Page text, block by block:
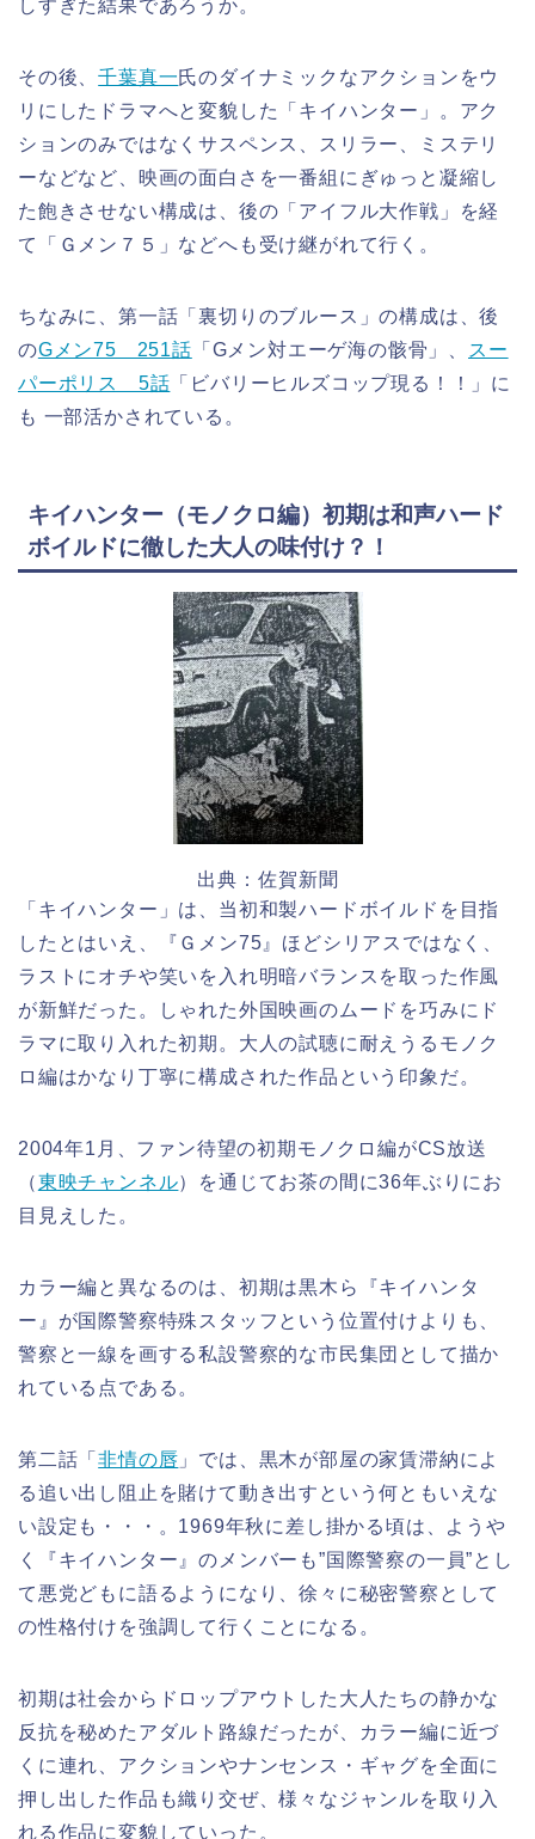
しすぎた結果であろうか。
その後、千葉真一氏のダイナミックなアクションをウ
リにしたドラマへと変貌した「キイハンター」。アク
ションのみではなくサスペンス、スリラー、ミステリ
ーなどなど、映画の面白さを一番組にぎゅっと凝縮し
た飽きさせない構成は、後の「アイフル大作戦」を経
て「Ｇメン７５」などへも受け継がれて行く。
ちなみに、第一話「裏切りのブルース」の構成は、後
のGメン75 251話 「Gメン対エーゲ海の骸骨」、
スー
パーポリス 5話 「ビバリーヒルズコップ現る！！」に
も 一部活かされている。
キイハンター（モノクロ編）初期は和声ハード
ボイルドに徹した大人の味付け？！
出典：佐賀新聞
「キイハンター」は、当初和製ハードボイルドを目指
したとはいえ、『Ｇメン75』ほどシリアスではなく、
ラストにオチや笑いを入れ明暗バランスを取った作風
が新鮮だった。しゃれた外国映画のムードを巧みにド
ラマに取り入れた初期。大人の試聴に耐えうるモノク
ロ編はかなり丁寧に構成された作品という印象だ。
2004年1月、ファン待望の初期モノクロ編がCS放送
（東映チャンネル）を通じてお茶の間に36年ぶりにお
目見えした。
カラー編と異なるのは、初期は黒木ら『キイハンタ
ー』が国際警察特殊スタッフという位置付けよりも、
警察と一線を画する私設警察的な市民集団として描か
れている点である。
第二話「非情の唇 」では、黒木が部屋の家賃滞納によ
る追い出し阻止を賭けて動き出すという何ともいえな
い設定も・・・。1969年秋に差し掛かる頃は、ようや
く『キイハンター』のメンバーも”国際警察の一員”とし
て悪党どもに語るようになり、徐々に秘密警察として
の性格付けを強調して行くことになる。
初期は社会からドロップアウトした大人たちの静かな
反抗を秘めたアダルト路線だったが、カラー編に近づ
くに連れ、アクションやナンセンス・ギャグを全面に
押し出した作品も織り交ぜ、様々なジャンルを取り入
れる作品に変貌していった。